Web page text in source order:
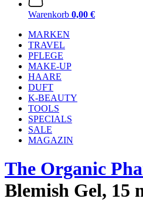
Warenkorb 0,00 €
MARKEN
TRAVEL
PFLEGE
MAKE-UP
HAARE
DUFT
K-BEAUTY
TOOLS
SPECIALS
SALE
MAGAZIN
The Organic
Blemish Gel, 15